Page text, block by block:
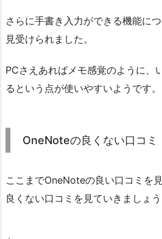
さらに手書き入力ができる機能に
見受けられました。
PCさえあればメモ感覚のように、
るという点が使いやすいようです。
OneNoteの良くない口コミ
ここまでOneNoteの良い口コミを
良くない口コミを見ていきましょう